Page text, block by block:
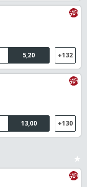
5,20 +132
13,00 +130